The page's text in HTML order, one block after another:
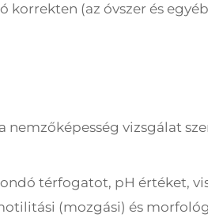
(az óvszer és
nemzőképesség vizsgálat
térfogatot, pH értéket,
(mozgási) és